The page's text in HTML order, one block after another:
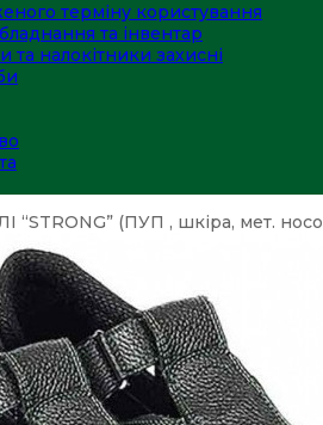
терміну користування
та інвентар
та налокітники захисні
“STRONG” (ПУП , шкіра, мет.